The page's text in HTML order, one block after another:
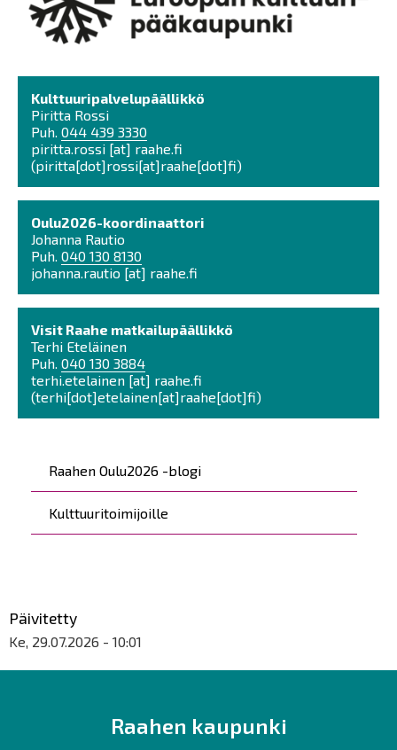
Päävalikko
Raahen Oulu2026 -blogi
Kulttuuritoimijoille
Kulttuuripalvelupäällikkö
Piritta Rossi
Puh. 044 439 3330
piritta.rossi [at] raahe.fi
(piritta[dot]rossi[at]raahe[dot]fi)
Oulu2026-koordinaattori
Johanna Rautio
Puh. 040 130 8130
johanna.rautio [at] raahe.fi
Visit Raahe matkailupäällikkö
Terhi Eteläinen
Puh. 040 130 3884
terhi.etelainen [at] raahe.fi
(terhi[dot]etelainen[at]raahe[dot]fi)
Päivitetty
Ke, 29.07.2026 - 10:01
Raahen kaupunki